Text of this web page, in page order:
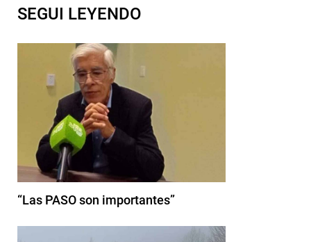
SEGUI LEYENDO
“Las PASO son importantes”